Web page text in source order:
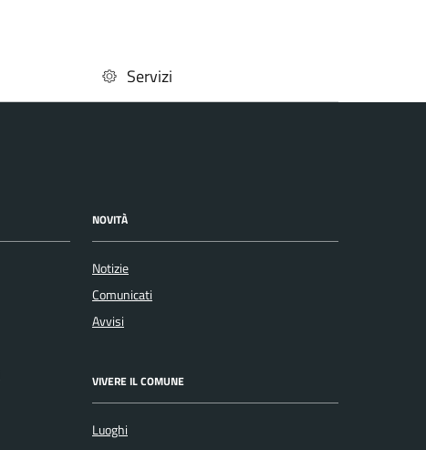
Servizi
NOVITÀ
Notizie
Comunicati
Avvisi
VIVERE IL COMUNE
Luoghi